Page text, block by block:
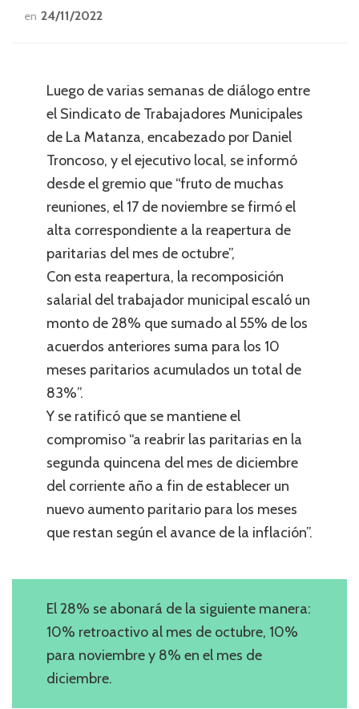
en 24/11/2022
Luego de varias semanas de diálogo entre
el Sindicato de Trabajadores Municipales
de La Matanza, encabezado por Daniel
Troncoso, y el ejecutivo local, se informó
desde el gremio que “fruto de muchas
reuniones, el 17 de noviembre se firmó el
alta correspondiente a la reapertura de
paritarias del mes de octubre”,
Con esta reapertura, la recomposición
salarial del trabajador municipal escaló un
monto de 28% que sumado al 55% de los
acuerdos anteriores suma para los 10
meses paritarios acumulados un total de
83%”.
Y se ratificó que se mantiene el
compromiso “a reabrir las paritarias en la
segunda quincena del mes de diciembre
del corriente año a fin de establecer un
nuevo aumento paritario para los meses
que restan según el avance de la inflación”.
El 28% se abonará de la siguiente manera:
10% retroactivo al mes de octubre, 10%
para noviembre y 8% en el mes de
diciembre.